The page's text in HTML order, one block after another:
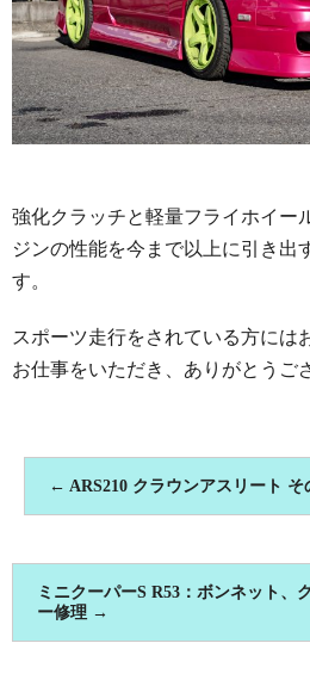
強化クラッチと軽量フライホイー
ジンの性能を今まで以上に引き出
す。
スポーツ走行をされている方には
お仕事をいただき、ありがとうご
← ARS210 クラウンアスリート
ミニクーパーS R53：ボンネット、
ー修理 →